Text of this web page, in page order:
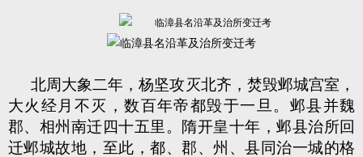
北周大象二年，杨坚攻灭北齐，焚毁邺城宫室，
大火经月不灭，数百年帝都毁于一旦。邺县并魏
郡、相州南迁四十五里。隋开皇十年，邺县治所回
迁邺城故地，至此，都、郡、州、县同治一城的格